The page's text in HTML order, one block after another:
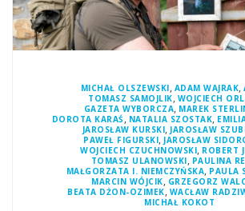
MICHAŁ OLSZEWSKI, ADAM WAJRAK,
TOMASZ SAMOJLIK, WOJCIECH
GAZETA WYBORCZA, MAREK
DOROTA KARAŚ , NATALIA SZOSTAK,
JAROSŁAW KURSKI, JAROSŁAW
PAWEŁ FIGURSKI, JAROSŁAW
WOJCIECH CZUCHNOWSKI, ROBERT
TOMASZ ULANOWSKI, PAULINA
MAŁGORZATA I. NIEMCZYŃSKA, PAULA
MARCIN WÓJCIK, GRZEGORZ
BEATA DŻON-OZIMEK, WACŁAW
MICHAŁ KOKOT